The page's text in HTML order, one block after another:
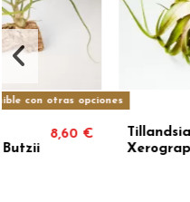
Tillandsia
Xerographica
17,90 €